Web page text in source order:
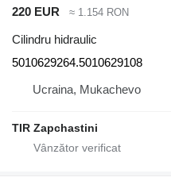
220 EUR ≈ 1.154 RON
Cilindru hidraulic
5010629264.5010629108
Ucraina, Mukachevo
TIR Zapchastini